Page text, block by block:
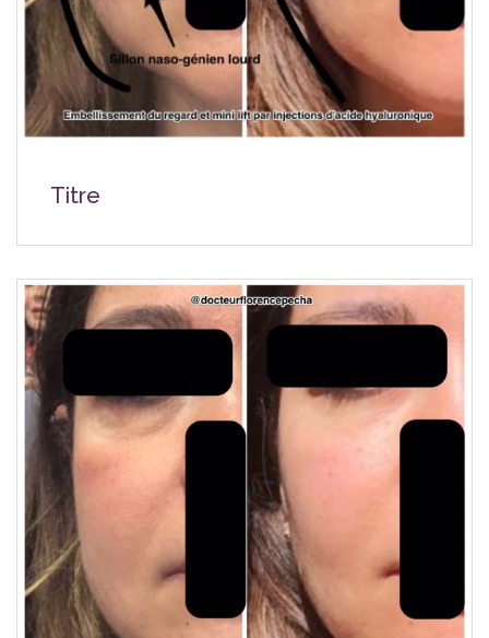
Titre